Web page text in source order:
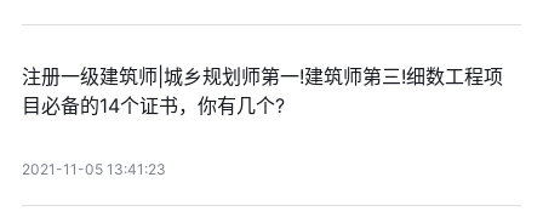
注册一级建筑师|城乡规划师第一!建筑师第三!细数工程项
目必备的14个证书，你有几个?
2021-11-05 13:41:23